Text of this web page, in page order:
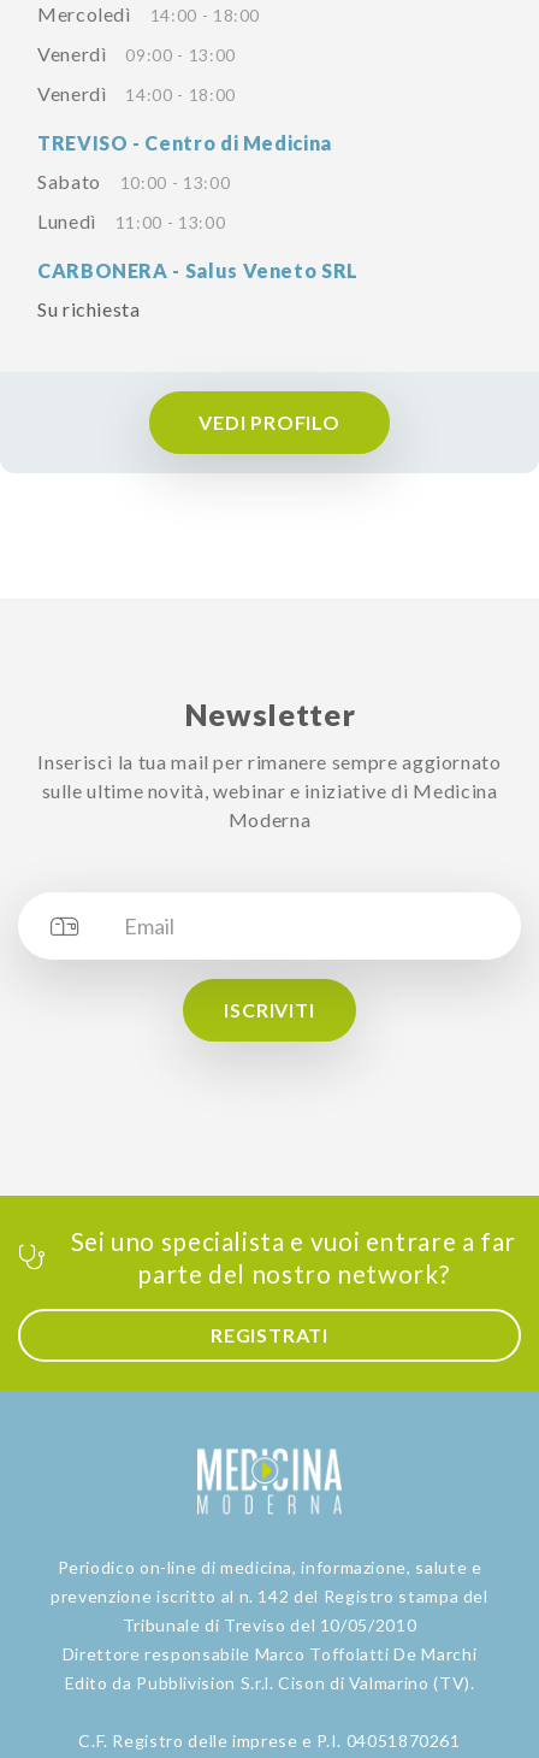
Mercoledì 14:00 - 18:00
Venerdì 09:00 - 13:00
Venerdì 14:00 - 18:00
TREVISO - Centro di Medicina
Sabato
10:00 - 13:00
Lunedì 11:00 - 13:00
CARBONERA - Salus Veneto SRL
Su richiesta
VEDI PROFILO
Newsletter
Inserisci la tua mail per rimanere sempre aggiornato
sulle ultime novità, webinar e iniziative di Medicina
Moderna
ISCRIVITI
Sei uno specialista e vuoi entrare a far
parte del nostro network?
REGISTRATI
Periodico on-line di medicina, informazione, salute e
prevenzione iscritto al n. 142 del Registro stampa del
Tribunale di Treviso del 10/05/2010
Direttore responsabile Marco Toffolatti De Marchi
Edito da Pubblivision S.r.l. Cison di Valmarino (TV).
C.F. Registro delle imprese e P.I. 04051870261